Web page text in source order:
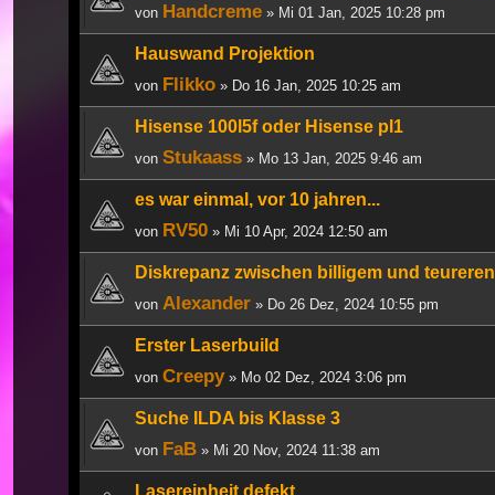
von Handcreme » Mi 01 Jan, 2025 10:28 pm
Hauswand Projektion
von Flikko » Do 16 Jan, 2025 10:25 am
Hisense 100l5f oder Hisense pl1
von Stukaass » Mo 13 Jan, 2025 9:46 am
es war einmal, vor 10 jahren...
von RV50 » Mi 10 Apr, 2024 12:50 am
Diskrepanz zwischen billigem und
von Alexander » Do 26 Dez, 2024 10:55 pm
Erster Laserbuild
von Creepy» Mo 02 Dez, 2024 3:06 pm
Suche ILDA bis Klasse 3
von FaB » Mi 20 Nov, 2024 11:38 am
Lasereinheit defekt